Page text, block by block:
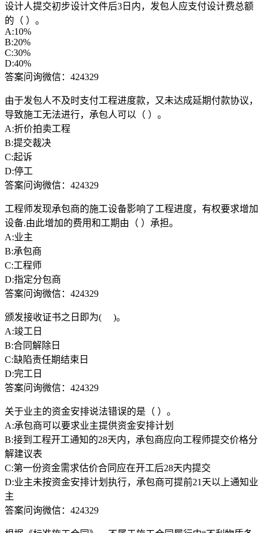
设计人提交初步设计文件后3日内，发包人应支付设计费总额
的（ ）。
A:10%
B:20%
C:30%
D:40%
答案问询微信：424329
由于发包人不及时支付工程进度款，又未达成延期付款协议，
导致施工无法进行，承包人可以（ ）。
A:折价拍卖工程
B:提交裁决
C:起诉
D:停工
答案问询微信：424329
工程师发现承包商的施工设备影响了工程进度，有权要求增加
设备.由此增加的费用和工期由（ ）承担。
A:业主
B:承包商
C:工程师
D:指定分包商
答案问询微信：424329
颁发接收证书之日即为( )。
A:竣工日
B:合同解除日
C:缺陷责任期结束日
D:完工日
答案问询微信：424329
关于业主的资金安排说法错误的是（ ）。
A:承包商可以要求业主提供资金安排计划
B:接到工程开工通知的28天内，承包商应向工程师提交价格分
解建议表
C:第一份资金需求估价合同应在开工后28天内提交
D:业主未按资金安排计划执行，承包商可提前21天以上通知业
主
答案问询微信：424329